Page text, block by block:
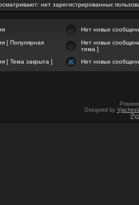
нет зарегистрированных
Нет новых
[ Популярная
Нет новых
тема ]
[ Тема закрыта ]
Нет новых
Designed by